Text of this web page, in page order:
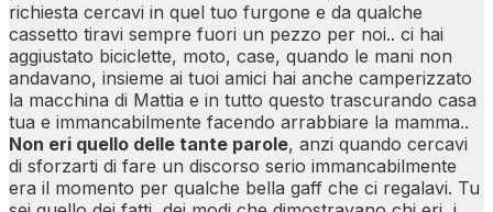
richiesta cercavi in quel tuo furgone e da qualche
cassetto tiravi sempre fuori un pezzo per noi.. ci hai
aggiustato biciclette, moto, case, quando le mani non
andavano, insieme ai tuoi amici hai anche camperizzato
la macchina di Mattia e in tutto questo trascurando casa
tua e immancabilmente facendo arrabbiare la mamma..
Non eri quello delle tante parole, anzi quando cercavi
di sforzarti di fare un discorso serio immancabilmente
era il momento per qualche bella gaff che ci regalavi. Tu